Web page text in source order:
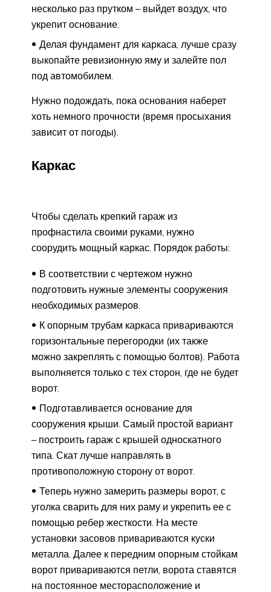
несколько раз прутком – выйдет воздух, что
укрепит основание.
Делая фундамент для каркаса, лучше сразу
выкопайте ревизионную яму и залейте пол
под автомобилем.
Нужно подождать, пока основания наберет
хоть немного прочности (время просыхания
зависит от погоды).
Каркас
Чтобы сделать крепкий гараж из
профнастила своими руками, нужно
соорудить мощный каркас. Порядок работы:
В соответствии с чертежом нужно
подготовить нужные элементы сооружения
необходимых размеров.
К опорным трубам каркаса привариваются
горизонтальные перегородки (их также
можно закреплять с помощью болтов). Работа
выполняется только с тех сторон, где не будет
ворот.
Подготавливается основание для
сооружения крыши. Самый простой вариант
– построить гараж с крышей односкатного
типа. Скат лучше направлять в
противоположную сторону от ворот.
Теперь нужно замерить размеры ворот, с
уголка сварить для них раму и укрепить ее с
помощью ребер жесткости. На месте
установки засовов привариваются куски
металла. Далее к передним опорным стойкам
ворот привариваются петли, ворота ставятся
на постоянное месторасположение и